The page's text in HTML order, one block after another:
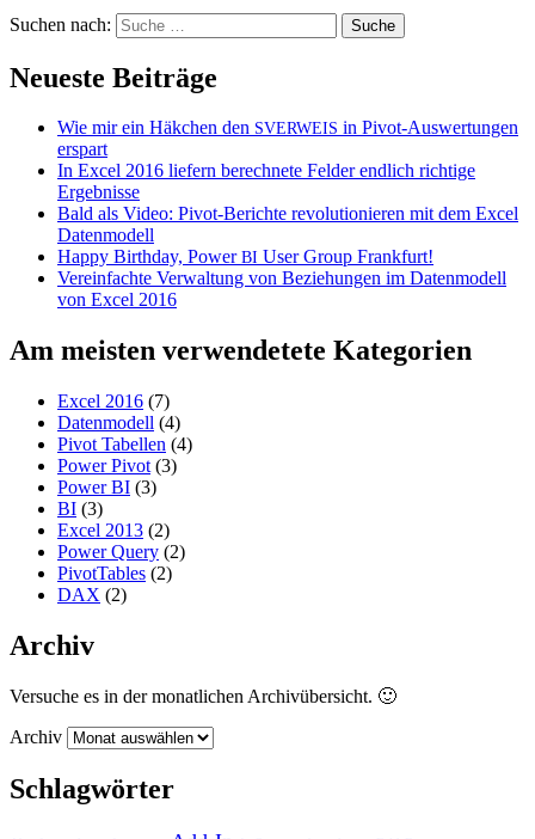
Suchen nach:
Neueste Beiträge
Wie mir ein Häkchen den SVERWEIS in Pivot-Auswertungen
erspart
In Excel 2016 liefern berechnete Felder endlich richtige
Ergebnisse
Bald als Video: Pivot-Berichte revolutionieren mit dem Excel
Datenmodell
Happy Birthday, PowerBI User Group Frankfurt!
Vereinfachte Verwaltung von Beziehungen im Datenmodell
von Excel 2016
Am meisten verwendetete Kategorien
Excel 2016 (7)
Datenmodell (4)
Pivot Tabellen (4)
Power Pivot (3)
Power BI (3)
BI (3)
Excel 2013 (2)
Power Query (2)
PivotTables (2)
DAX (2)
Archiv
Versuche es in der monatlichen Archivübersicht. 🙂
Archiv
Schlagwörter